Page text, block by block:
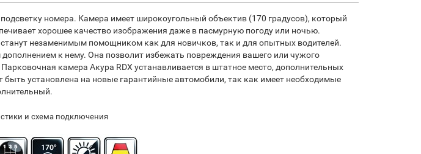
номера. Камера имеет широкоугольный объектив (170 градусов), который
хорошее качество изображения даже в пасмурную погоду или ночью.
незаменимым помощником как для новичков, так и для опытных водителей.
к нему. Она позволит избежать повреждения вашего или чужого
камера Акура RDX устанавливается в штатное место, дополнительных
быть установлена на новые гарантийные автомобили, так как имеет необходимые
и схема подключения